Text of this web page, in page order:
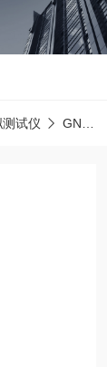
试仪 GNSS信号采集回放仪